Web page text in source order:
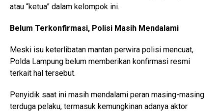
atau “ketua” dalam kelompok ini.
Belum Terkonfirmasi, Polisi Masih Mendalami
Meski isu keterlibatan mantan perwira polisi mencuat,
Polda Lampung belum memberikan konfirmasi resmi
terkait hal tersebut.
Penyidik saat ini masih mendalami peran masing-masing
terduga pelaku, termasuk kemungkinan adanya aktor